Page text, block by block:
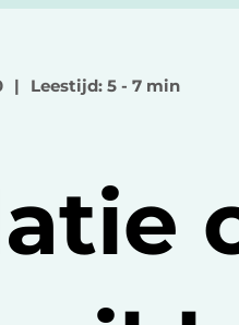
| Leestijd: 5 - 7 min